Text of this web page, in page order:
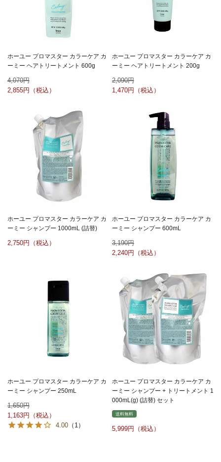
ホーユー プロマスター カラーケア カ
ーミー ヘアトリートメント 600g
4,070
2,855
ホーユー プロマスター カラーケア カ
ーミー ヘアトリートメント 200g
2,090
1,470
ホーユー プロマスター カラーケア カ
ーミー シャンプー 1000mL (詰替)
2,750
ホーユー プロマスター カラーケア カ
ーミー シャンプー 600mL
3,190
2,240
ホーユー プロマスター カラーケア カ
ーミー シャンプー 250mL
1,650
1,163
4.00 （1）
ホーユー プロマスター カラーケア カ
ーミー シャンプー + トリートメント 1
000mL(g) (詰替) セット
送料無料
5,999